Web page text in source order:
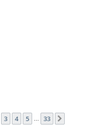
z 33
3 4 5 33